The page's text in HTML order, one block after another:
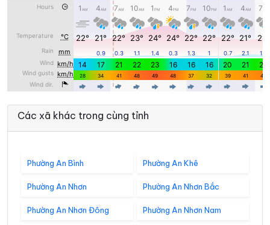
Các xã khác trong cùng tỉnh
Phường An Bình Phường An Khê
Phường An Nhơn Phường An Nhơn Bắc
Phường An Nhơn Đông Phường An Nhơn Nam